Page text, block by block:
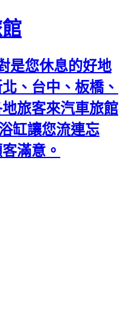
是您休息的好地
、台中、板橋、
旅客來汽車旅館
缸讓您流連忘
滿意。